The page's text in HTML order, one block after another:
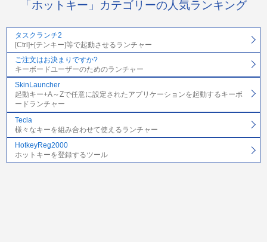
「ホットキー」カテゴリーの人気ランキング
タスクランチ2
[Ctrl]+[テンキー]等で起動させるランチャー
ご注文はお決まりですか?
キーボードユーザーのためのランチャー
SkinLauncher
起動キー+A～Zで任意に設定されたアプリケーションを起動するキーボ
ードランチャー
Tecla
様々なキーを組み合わせて使えるランチャー
HotkeyReg2000
ホットキーを登録するツール